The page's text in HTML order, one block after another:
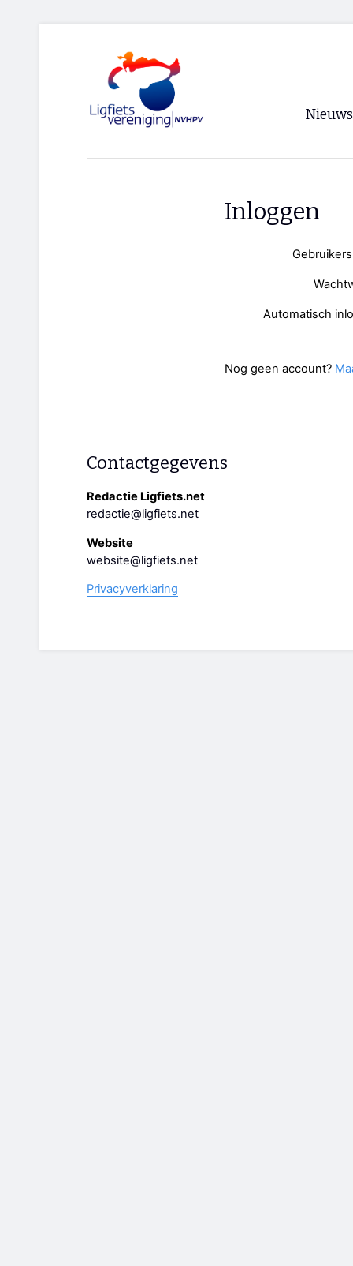
Nieuws
Inloggen
Automatisch
Nog geen account?
Contactgegevens
Redactie Ligfiets.net
redactie@ligfiets.net
Website
website@ligfiets.net
Privacyverklaring